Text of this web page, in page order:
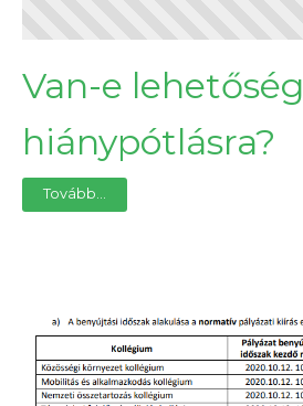
Van-e lehetőség
hiánypótlásra?
Tovább...